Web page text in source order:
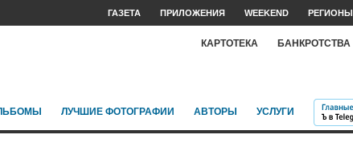
ГАЗЕТА ПРИЛОЖЕНИЯ WEEKEND РЕГИОНЫ
КАРТОТЕКА БАНКРОТСТВА
ЛУЧШИЕ ФОТОГРАФИИ АВТОРЫ УСЛУГИ